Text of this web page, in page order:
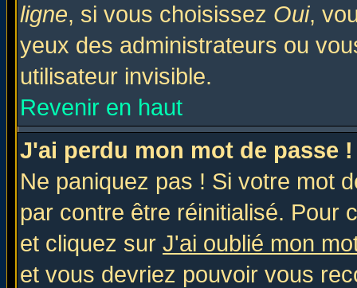
ligne, si vous choisissez Oui,
yeux des administrateurs ou
utilisateur invisible.
Revenir en haut
J'ai perdu mon mot de passe !
Ne paniquez pas ! Si votre mot
par contre être réinitialisé. Pour
et cliquez sur J'ai oublié mon
et vous devriez pouvoir vous